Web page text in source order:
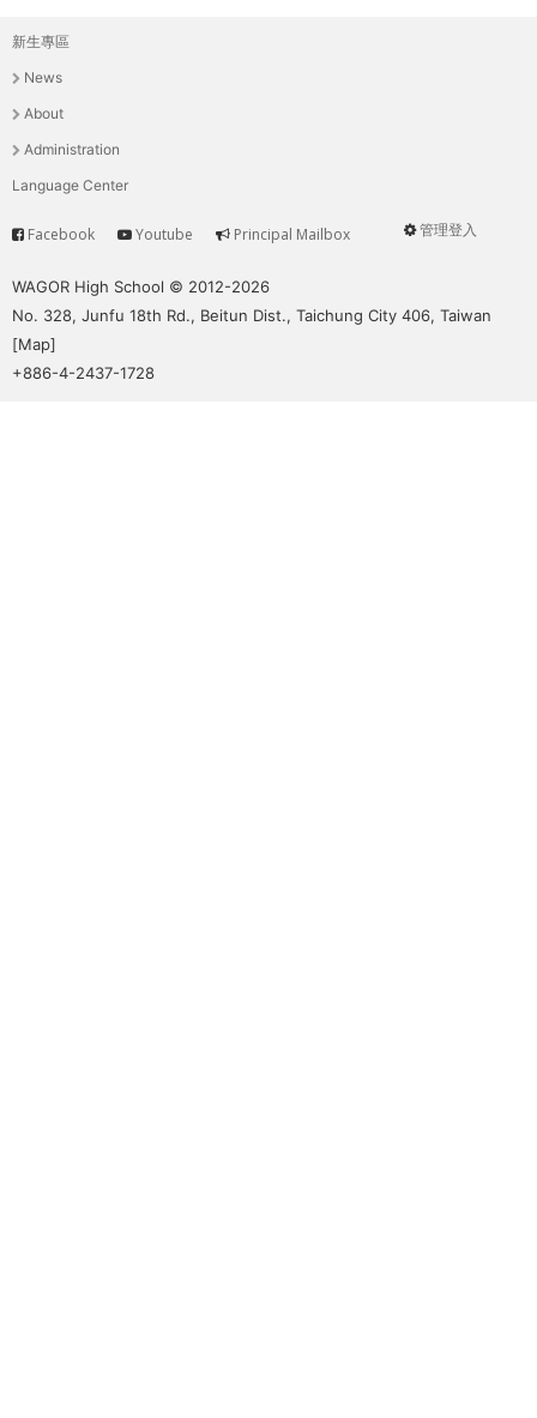
主
選
單
新生專區
News
About
Administration
Language Center
User
管理登入
Service
Facebook Youtube Principal Mailbox
WAGOR High School © 2012-2026
No. 328, Junfu 18th Rd., Beitun Dist., Taichung City 406, Taiwan
[Map]
+886-4-2437-1728